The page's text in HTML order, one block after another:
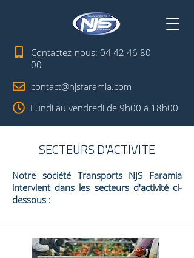
Contactez-nous: 04 42 46 80
00
contact@njsfaramia.com
Lundi au vendredi de 9h00 à 18h00
SECTEURS D'ACTIVITE
Notre société Transports NJS Faramia
intervient dans les secteurs d'activité ci-
dessous :